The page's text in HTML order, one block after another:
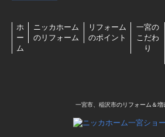
ホ
ー
ム
ニッカホーム
のリフォーム
リフォーム
のポイント
一宮の
こだわ
り
一宮市、稲沢市のリフォーム＆増